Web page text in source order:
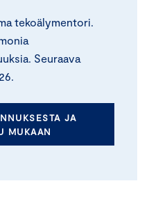
tekoälymentori.
Seuraava
JA
MUKAAN